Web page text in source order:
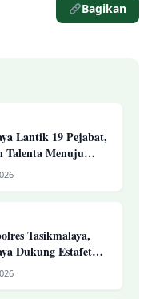
Bagikan
Lantik 19 Pejabat,
Talenta Menuju
Profesional
Tasikmalaya,
Dukung Estafet
Semakin Presisi